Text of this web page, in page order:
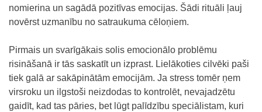
nomierina un sagādā pozitīvas emocijas. Šādi rituāli ļauj
novērst uzmanību no satraukuma cēloņiem.
Pirmais un svarīgākais solis emocionālo problēmu
risināšanā ir tās saskatīt un izprast. Lielākoties cilvēki paši
tiek galā ar sakāpinātām emocijām. Ja stress tomēr ņem
virsroku un ilgstoši neizdodas to kontrolēt, nevajadzētu
gaidīt, kad tas pāries, bet lūgt palīdzību speciālistam, kuri